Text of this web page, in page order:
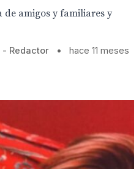
de amigos y familiares y
- Redactor • hace 11 meses